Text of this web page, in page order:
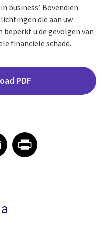
business’. Bovendien
die aan uw
u de gevolgen van
financiële schade.
PDF
EmailEmailShare on Print